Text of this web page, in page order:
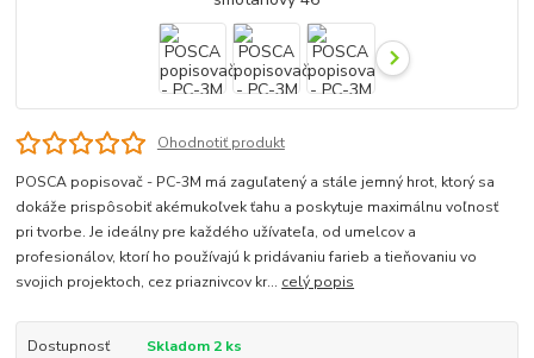
Ohodnotiť produkt
POSCA popisovač - PC-3M má zaguľatený a stále jemný hrot, ktorý sa
dokáže prispôsobiť akémukoľvek ťahu a poskytuje maximálnu voľnosť
pri tvorbe. Je ideálny pre každého užívateľa, od umelcov a
profesionálov, ktorí ho používajú k pridávaniu farieb a tieňovaniu vo
svojich projektoch, cez priaznivcov kr... celý popis
Dostupnosť
Skladom 2 ks